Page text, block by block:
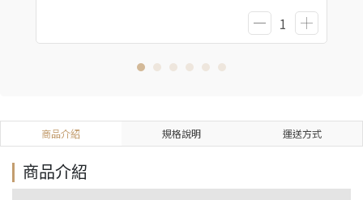
商品介紹 規格說明 運送方式
商品介紹